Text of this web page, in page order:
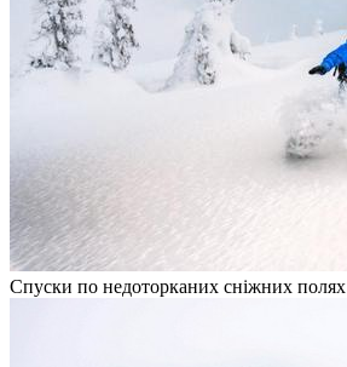
Спуски по недоторканих сніжних полях